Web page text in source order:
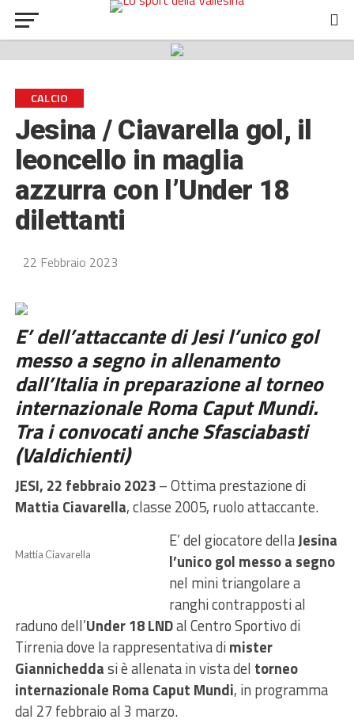
CALCIO
Jesina / Ciavarella gol, il
leoncello in maglia
azzurra con l’Under 18
dilettanti
22 Febbraio 2023
E’ dell’attaccante di Jesi l’unico gol
messo a segno in allenamento
dall’Italia in preparazione altorneo
internazionale Roma Caput Mundi.
Tra i convocati anche Sfasciabasti
(Valdichienti)
JESI, 22 febbraio 2023– Ottima prestazione di
Mattia Ciavarella, classe 2005, ruolo attaccante.
Mattia Ciavarella
E’ del giocatore dellaJesina
l’unico gol messo a segno
nel mini triangolare a
ranghi contrapposti al
raduno dell’Under 18 LNDal Centro Sportivo di
Tirrenia dove la rappresentativa dimister
Giannicheddasi è allenata in vista del torneo
internazionale Roma Caput Mundi, in programma
dal 27 febbraio al 3 marzo.